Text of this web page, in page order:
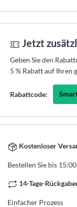
Jetzt
Geben Sie den
5 % Rabatt auf Ihren
Rabattcode:
Kostenloser
Bestellen Sie bis
14-Tage-
Einfacher Prozess